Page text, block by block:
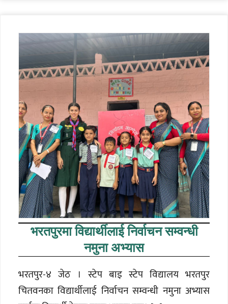
भरतपुरमा विद्यार्थीलाई निर्वाचन सम्वन्धी
नमुना अभ्यास
भरतपुर-४ जेठ । स्टेप बाइ स्टेप विद्यालय भरतपुर
चितवनका विद्यार्थीलाई निर्वाचन सम्वन्धी नमुना अभ्यास